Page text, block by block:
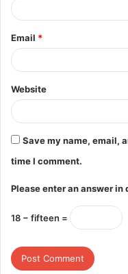
Email *
Website
Save my name, email,
time I comment.
Please enter an answer in
18 − fifteen =